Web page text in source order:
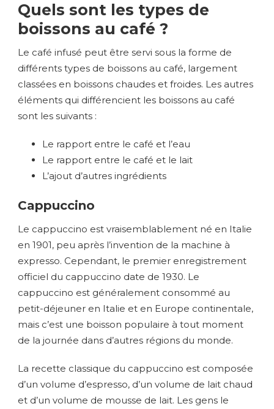
Quels sont les types de
boissons au café ?
Le café infusé peut être servi sous la forme de
différents types de boissons au café, largement
classées en boissons chaudes et froides. Les autres
éléments qui différencient les boissons au café
sont les suivants :
Le rapport entre le café et l’eau
Le rapport entre le café et le lait
L’ajout d’autres ingrédients
Cappuccino
Le cappuccino est vraisemblablement né en Italie
en 1901, peu après l’invention de la machine à
expresso. Cependant, le premier enregistrement
officiel du cappuccino date de 1930. Le
cappuccino est généralement consommé au
petit-déjeuner en Italie et en Europe continentale,
mais c’est une boisson populaire à tout moment
de la journée dans d’autres régions du monde.
La recette classique du cappuccino est composée
d’un volume d’espresso, d’un volume de lait chaud
et d’un volume de mousse de lait. Les gens le